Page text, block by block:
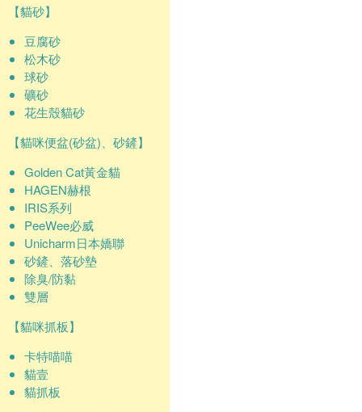
【貓砂】
豆腐砂
松木砂
球砂
礦砂
花生殼貓砂
【貓咪便盆(砂盆)、砂鏟】
Golden Cat黃金貓
HAGEN赫根
IRIS系列
PeeWee必威
Unicharm日本嬌聯
砂鏟、落砂墊
除臭/防黏
雙層
【貓咪抓板】
卡特喵喵
貓壹
貓抓板